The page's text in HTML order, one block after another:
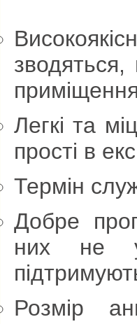
Легкі та
прості в
Термін
Добре
них не
Розмір